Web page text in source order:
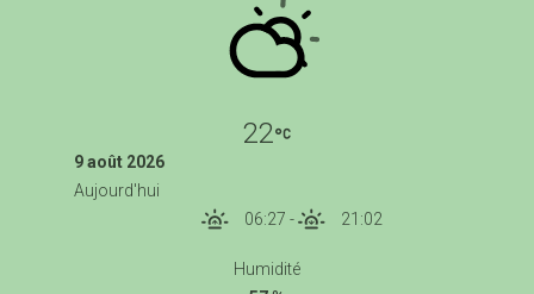
22
9 août 2026
Aujourd'hui
06:27 - 21:02
Humidité